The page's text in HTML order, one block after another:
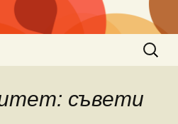
за:
съвети